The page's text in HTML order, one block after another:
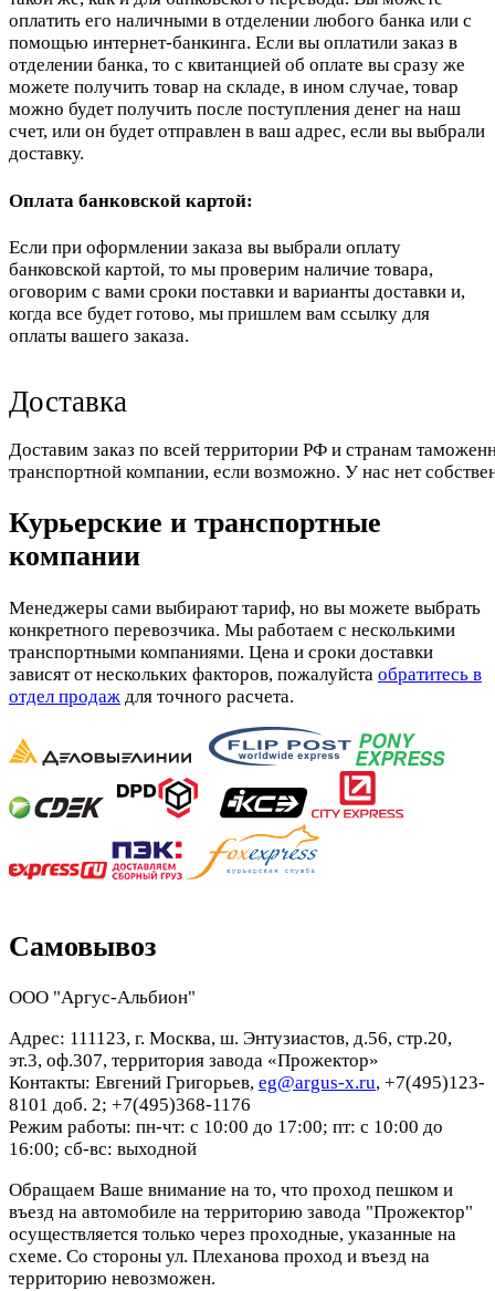
оплатить его наличными в отделении любого банка или с
помощью интернет-банкинга. Если вы оплатили заказ в
отделении банка, то с квитанцией об оплате вы сразу же
можете получить товар на складе, в ином случае, товар
можно будет получить после поступления денег на наш
счет, или он будет отправлен в ваш адрес, если вы выбрали
доставку.
Оплата банковской картой:
Если при оформлении заказа вы выбрали оплату
банковской картой, то мы проверим наличие товара,
оговорим с вами сроки поставки и варианты доставки и,
когда все будет готово, мы пришлем вам ссылку для
оплаты вашего заказа.
Доставка
Доставим заказ по всей территории РФ и странам
транспортной компании, если возможно. У нас нет
Курьерские и транспортные
компании
Менеджеры сами выбирают тариф, но вы можете выбрать
конкретного перевозчика. Мы работаем с несколькими
транспортными компаниями. Цена и сроки доставки
зависят от нескольких факторов, пожалуйста обратитесь в
отдел продаж для точного расчета.
Самовывоз
ООО "Аргус-Альбион"
Адрес: 111123, г. Москва, ш. Энтузиастов, д.56, стр.20,
эт.3, оф.307, территория завода «Прожектор»
Контакты: Евгений Григорьев, eg@argus-x.ru, +7(495)123-
8101 доб. 2; +7(495)368-1176
Режим работы: пн-чт: с 10:00 до 17:00; пт: с 10:00 до
16:00; сб-вс: выходной
Обращаем Ваше внимание на то, что проход пешком и
въезд на автомобиле на территорию завода "Прожектор"
осуществляется только через проходные, указанные на
схеме. Со стороны ул. Плеханова проход и въезд на
территорию невозможен.